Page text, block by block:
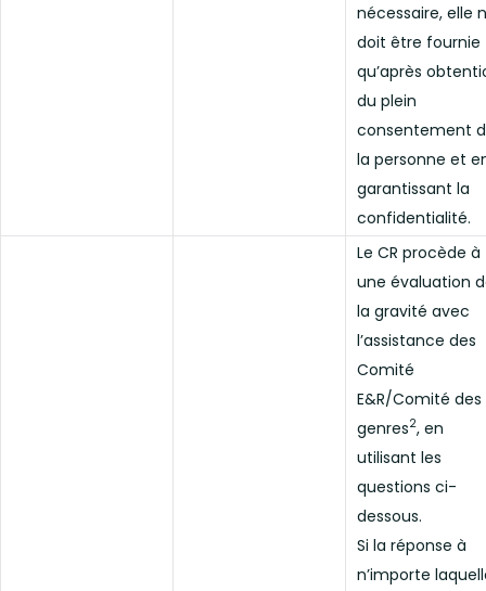
nécessaire, elle
doit être fournie
qu’après
du plein
consentement
la personne et
garantissant la
confidentialité.
Le CR procède à
une évaluation
la gravité avec
l’assistance des
Comité
E&R/Comité des
genres2, en
utilisant les
questions ci-
dessous.
Si la réponse à
n’importe